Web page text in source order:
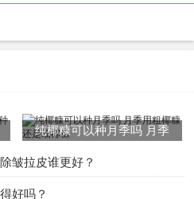
纯椰糠可以种月季吗 月季
皱拉皮谁更好？
好吗？